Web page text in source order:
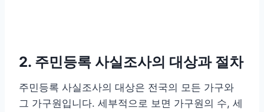
2. 주민등록 사실조사의 대상과 절차
주민등록 사실조사의 대상은 전국의 모든 가구와
그 가구원입니다. 세부적으로 보면 가구원의 수, 세